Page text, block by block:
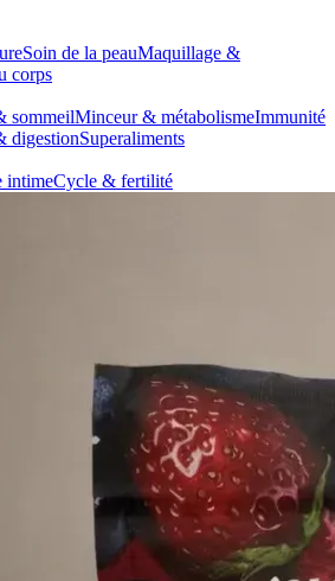
Soin de la peauMaquillage &
corps
sommeilMinceur & métabolismeImmunité
digestionSuperaliments
intimeCycle & fertilité